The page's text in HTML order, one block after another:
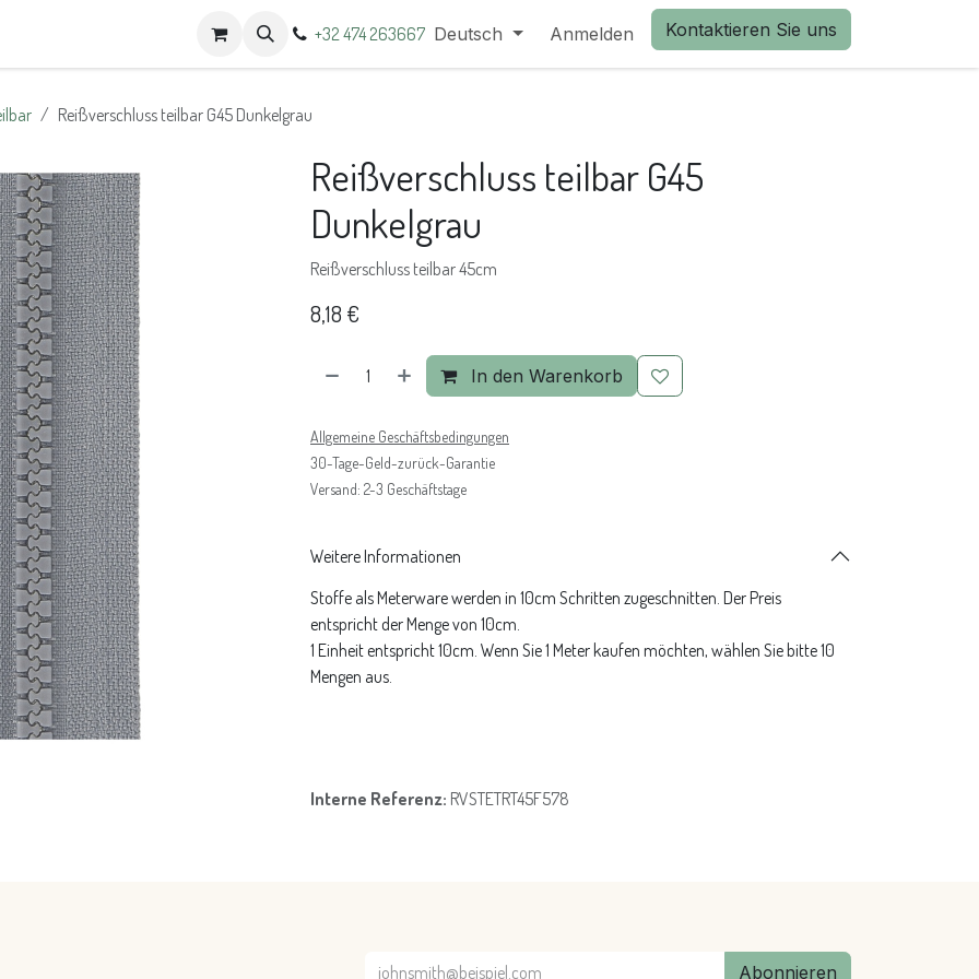
+32 474 263667 Deutsch Anmelden Kontaktieren Sie uns
Reißverschluss teilbar G45 Dunkelgrau
Reißverschluss teilbar G45
Dunkelgrau
Reißverschluss teilbar 45cm
8,18 €
In den Warenkorb
Allgemeine Geschäftsbedingungen
30-Tage-Geld-zurück-Garantie
Versand: 2-3 Geschäftstage
Weitere Informationen
Stoffe als Meterware werden in 10cm Schritten zugeschnitten. Der Preis
entspricht der Menge von 10cm.
1 Einheit entspricht 10cm. Wenn Sie 1 Meter kaufen möchten, wählen Sie bitte 10
Mengen aus.
Interne Referenz: RVSTETRT45F578
Abonnieren